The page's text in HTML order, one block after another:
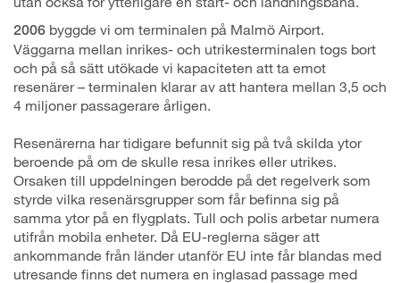
2006 byggde vi om terminalen på Malmö Airport.
Väggarna mellan inrikes- och utrikesterminalen togs bort
och på så sätt utökade vi kapaciteten att ta emot
resenärer – terminalen klarar av att hantera mellan 3,5 och
4 miljoner passagerare årligen.
Resenärerna har tidigare befunnit sig på två skilda ytor
beroende på om de skulle resa inrikes eller utrikes.
Orsaken till uppdelningen berodde på det regelverk som
styrde vilka resenärsgrupper som får befinna sig på
samma ytor på en flygplats. Tull och polis arbetar numera
utifrån mobila enheter. Då EU-reglerna säger att
ankommande från länder utanför EU inte får blandas med
utresande finns det numera en inglasad passage med